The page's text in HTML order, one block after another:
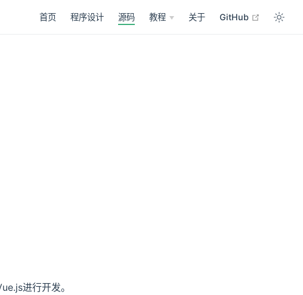
首页 程序设计 源码 教程 关于 GitHub open in
进行开发。